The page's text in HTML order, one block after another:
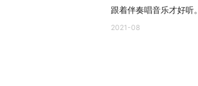
跟着伴奏唱音乐才好听。
2021-08